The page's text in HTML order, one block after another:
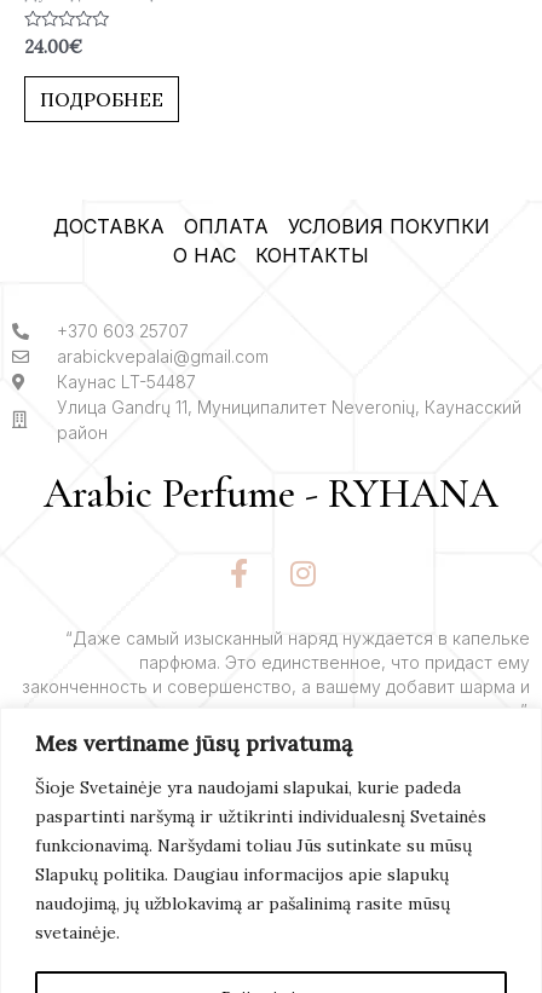
Mes vertiname jūsų privatumą
Šioje Svetainėje yra naudojami slapukai, kurie padeda
paspartinti naršymą ir užtikrinti individualesnį Svetainės
funkcionavimą. Naršydami toliau Jūs sutinkate su mūsų
Slapukų politika. Daugiau informacijos apie slapukų
naudojimą, jų užblokavimą ar pašalinimą rasite mūsų
svetainėje.
Оценка
из
24.00€
ПОДРОБНЕЕ
ДОСТАВКА ОПЛАТА
УСЛОВИЯ ПОКУПКИ
О НАС
КОНТАКТЫ
+370 603 25707
arabickvepalai@gmail.com
Каунас LT-54487
Улица Gandrų 11, Муниципалитет Neveronių, Каунасский
район
Arabic Perfume - RYHANA
F
a
e
b
o
o
k
-
f
I
n
t
a
g
r
a
m
“Даже самый изысканный наряд нуждается в капельке
парфюма. Это единственное, что придаст ему
законченность и совершенство, а вашему добавит шарма и
очарования”.
Подробнее